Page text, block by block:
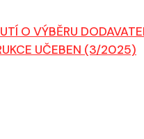
O VÝBĚRU
UČEBEN (3/2025)